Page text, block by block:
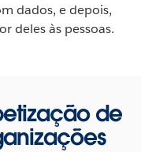
dados, e depois,
deles às pessoas.
de